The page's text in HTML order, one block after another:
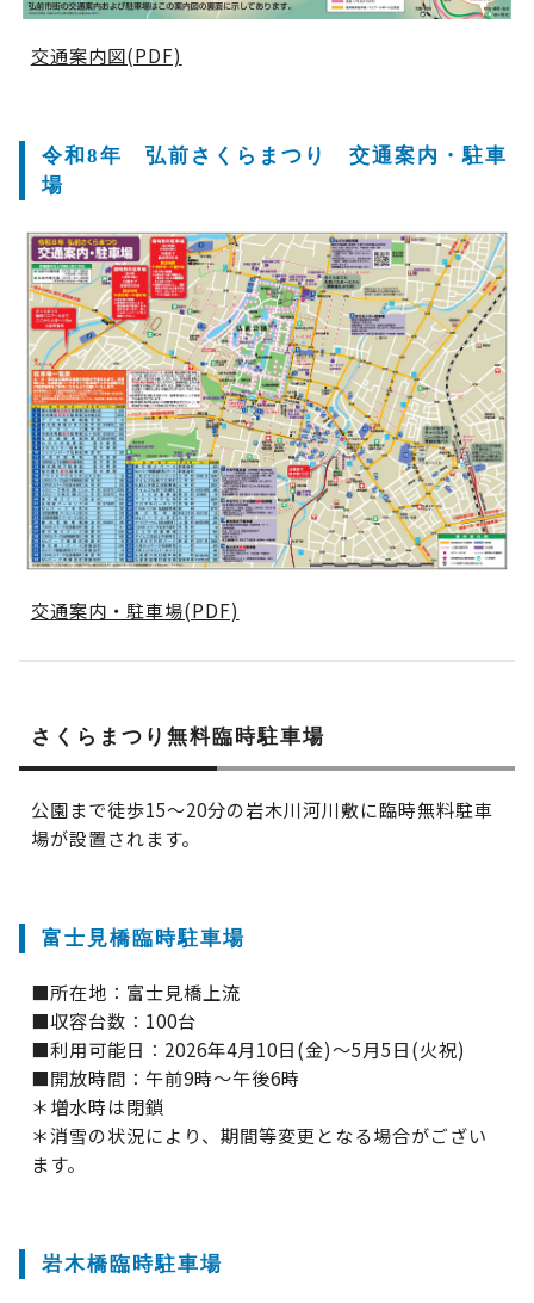
交通案内図(PDF)
令和8年 弘前さくらまつり 交通案内・駐車
場
交通案内・駐車場(PDF)
さくらまつり無料臨時駐車場
公園まで徒歩15～20分の岩木川河川敷に臨時無料駐車
場が設置されます。
富士見橋臨時駐車場
■所在地：富士見橋上流
■収容台数：100台
■利用可能日：2026年4月10日(金)～5月5日(火祝)
■開放時間：午前9時～午後6時
＊増水時は閉鎖
＊消雪の状況により、期間等変更となる場合がござい
ます。
岩木橋臨時駐車場